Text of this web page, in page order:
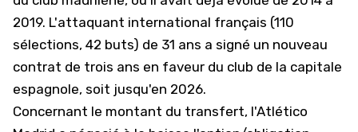
2019. L'attaquant international français (110
sélections, 42 buts) de 31 ans a signé un nouveau
contrat de trois ans en faveur du club de la capitale
espagnole, soit jusqu'en 2026.
Concernant le montant du transfert, l'Atlético